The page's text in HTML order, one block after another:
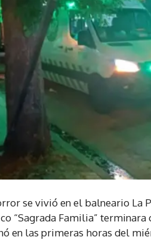
se vivió en el balneario La
“Sagrada Familia”
en las primeras horas del